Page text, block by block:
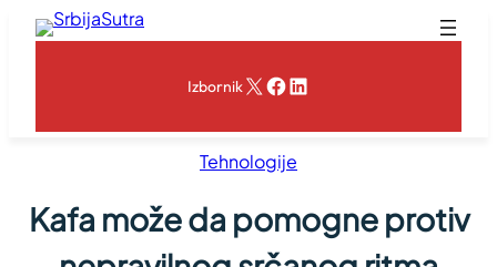
Skoči
IzbornikX Facebook
LinkedIn
Tehnologije
Kafa može da pomogne protiv